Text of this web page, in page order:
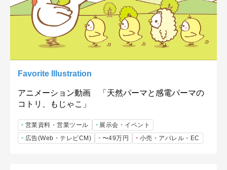
Favorite Illustration
アニメーション動画 「天然パーマと感電パーマの
コトリ、もじゃこ」
営業資料・営業ツール
展示会・イベント
広告(Web・テレビCM)
〜49万円 小売・アパレル・EC